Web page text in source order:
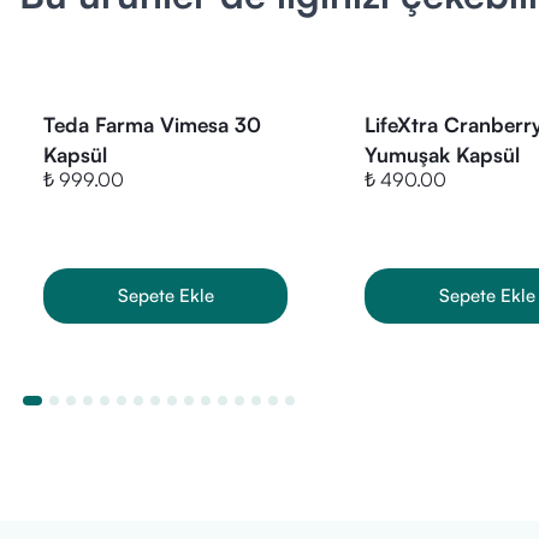
• Ürün
• Yenilebilir
• Deiyonize su
• Balmumu
• Demir oksit
Teda Farma Vimesa 30
Kapsül
₺ 999.00
Sepete Ekle
LifeXtra
Yumuşak Kapsül
₺ 490.00
Sepete Ekle